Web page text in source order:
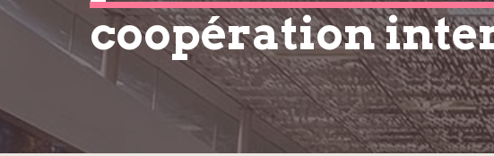
coopération